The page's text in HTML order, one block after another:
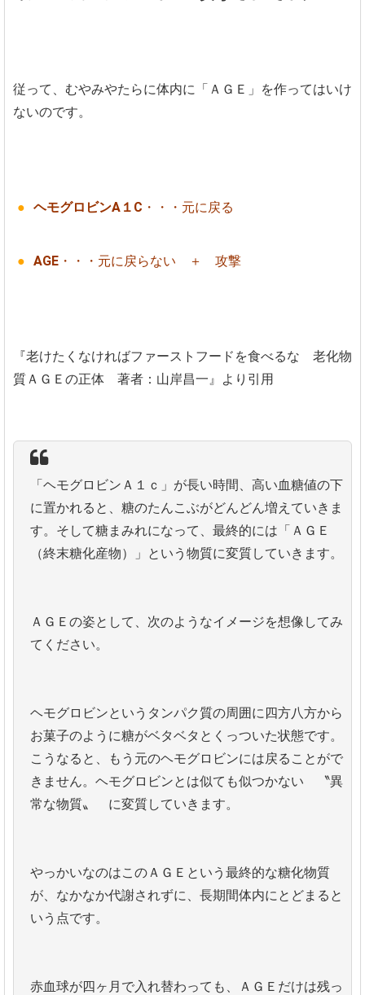
従って、むやみやたらに体内に「ＡＧＥ」を作ってはいけ
ないのです。
ヘモグロビンA１C ・・・元に戻る
AGE ・・・元に戻らない ＋ 攻撃
『老けたくなければファーストフードを食べるな 老化物
質ＡＧＥの正体 著者：山岸昌一』より引用
「ヘモグロビンＡ１ｃ」が長い時間、高い血糖値の下
に置かれると、糖のたんこぶがどんどん増えていきま
す。そして糖まみれになって、最終的には「ＡＧＥ
（終末糖化産物）」という物質に変質していきます。
ＡＧＥの姿として、次のようなイメージを想像してみ
てください。
ヘモグロビンというタンパク質の周囲に四方八方から
お菓子のように糖がベタベタとくっついた状態です。
こうなると、もう元のヘモグロビンには戻ることがで
きません。ヘモグロビンとは似ても似つかない 〝異
常な物質〟 に変質していきます。
やっかいなのはこのＡＧＥという最終的な糖化物質
が、なかなか代謝されずに、長期間体内にとどまると
いう点です。
赤血球が四ヶ月で入れ替わっても、ＡＧＥだけは残っ